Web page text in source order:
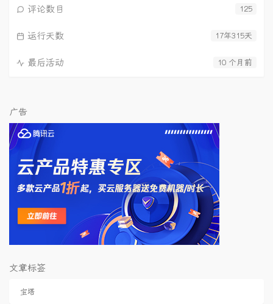
125
评论数目
17年315天
运行天数
10 个月前
最后活动
广告
文章标签
宝塔